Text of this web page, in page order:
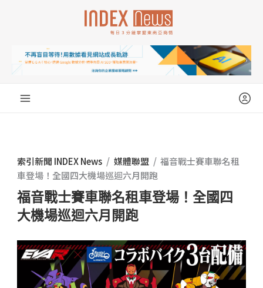
索引新聞 INDEX News / 媒體聯盟 / 福音戰士賽車聯名租
車登場！全國四大機場巡迴六月開跑
福音戰士賽車聯名租車登場！全國四
大機場巡迴六月開跑